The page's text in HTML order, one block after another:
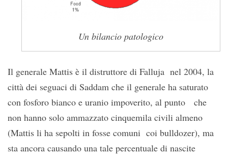
Un bilancio patologico
Il generale Mattis è il distruttore di Falluja nel 2004, la
città dei seguaci di Saddam che il generale ha saturato
con fosforo bianco e uranio impoverito, al punto che
non hanno solo ammazzato cinquemila civili almeno
(Mattis li ha sepolti in fosse comuni coi bulldozer), ma
sta ancora causando una tale percentuale di nascite